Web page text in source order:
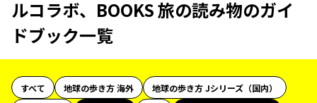
ルコラボ、BOOKS 旅の読み物のガイ
ドブック一覧
すべて 地球の歩き方 海外
地球の歩き方 Jシリーズ（国内）